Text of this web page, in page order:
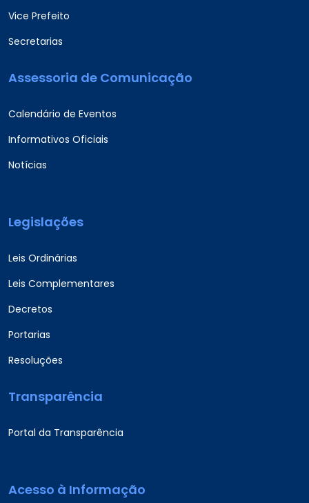
Vice Prefeito
Secretarias
Assessoria de Comunicação
Calendário de Eventos
Informativos Oficiais
Notícias
Legislações
Leis Ordinárias
Leis Complementares
Decretos
Portarias
Resoluções
Transparência
Portal da Transparência
Acesso à Informação